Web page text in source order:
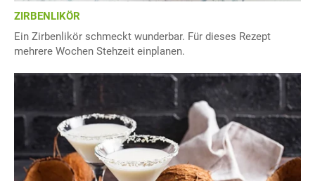
ZIRBENLIKÖR
Ein Zirbenlikör schmeckt wunderbar. Für dieses Rezept
mehrere Wochen Stehzeit einplanen.